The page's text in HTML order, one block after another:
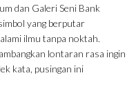
dan Galeri Seni Bank
yang berputar
ilmu tanpa noktah.
lontaran rasa ingin
kata, pusingan ini